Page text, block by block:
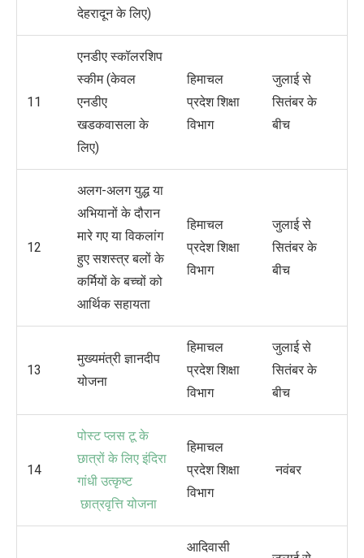
देहरादून के लिए)
11
एनडीए स्कॉलरशिप
स्कीम (केवल
एनडीए
खडकवासला के
लिए)
हिमाचल
प्रदेश शिक्षा
विभाग
जुलाई से
सितंबर के
बीच
12
अलग-अलग युद्ध या
अभियानों के दौरान
मारे गए या विकलांग
हुए सशस्त्र बलों के
कर्मियों के बच्चों को
आर्थिक सहायता
हिमाचल
प्रदेश शिक्षा
विभाग
जुलाई से
सितंबर के
बीच
13
मुख्‍यमंत्री ज्ञानदीप
योजना
हिमाचल
प्रदेश शिक्षा
विभाग
जुलाई से
सितंबर के
बीच
14
पोस्ट प्लस टू के
छात्रों के लिए इंदिरा
गांधी उत्कृष्ट
छात्रवृत्ति योजना
हिमाचल
प्रदेश शिक्षा
विभाग
नवंबर
आदिवासी